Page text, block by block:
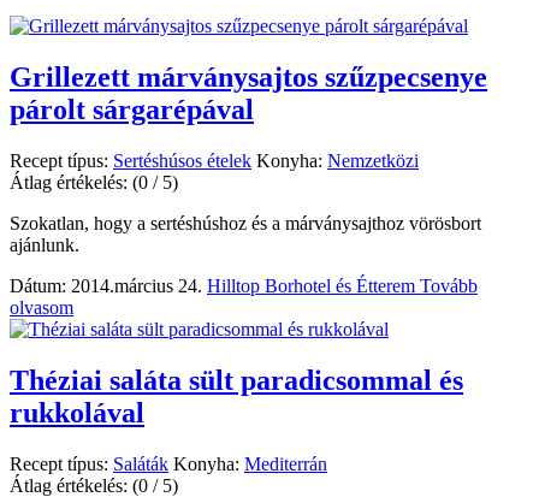
Grillezett márványsajtos szűzpecsenye
párolt sárgarépával
Recept típus: Sertéshúsos ételek Konyha: Nemzetközi
Átlag értékelés: (0 / 5)
Szokatlan, hogy a sertéshúshoz és a márványsajthoz vörösbort
ajánlunk.
Dátum: 2014.március 24. Hilltop Borhotel és Étterem Tovább
olvasom
Théziai saláta sült paradicsommal és
rukkolával
Recept típus: Saláták Konyha: Mediterrán
Átlag értékelés: (0 / 5)